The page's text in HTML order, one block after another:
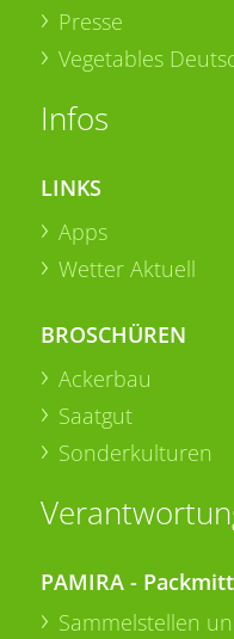
Presse
Vegetables
Infos
LINKS
Apps
Wetter Aktuell
BROSCHÜREN
Ackerbau
Saatgut
Sonderkulturen
PAMIRA -
Sammelstellen